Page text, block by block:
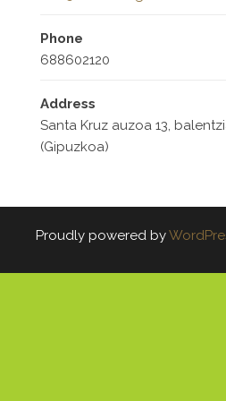
Phone
688602120
Address
Santa Kruz auzoa 13,
(Gipuzkoa)
Proudly powered by